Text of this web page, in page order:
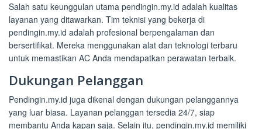
Salah satu keunggulan utama pendingin.my.id adalah kualitas
layanan yang ditawarkan. Tim teknisi yang bekerja di
pendingin.my.id adalah profesional berpengalaman dan
bersertifikat. Mereka menggunakan alat dan teknologi terbaru
untuk memastikan AC Anda mendapatkan perawatan terbaik.
Dukungan Pelanggan
Pendingin.my.id juga dikenal dengan dukungan pelanggannya
yang luar biasa. Layanan pelanggan tersedia 24/7, siap
membantu Anda kapan saja. Selain itu, pendingin.my.id memiliki